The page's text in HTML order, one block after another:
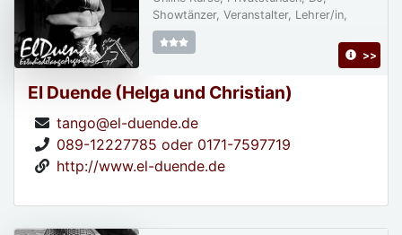
El Duende (Helga und Christian)
tango@el-duende.de
089-12227785 oder 0171-7597719
http://www.el-duende.de
Showtänzer, Veranstalter, Lehrer/in,
>>